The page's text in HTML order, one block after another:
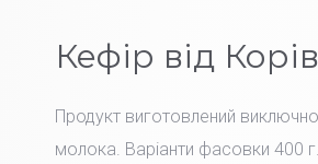
Кефір від
Продукт виготовлений
молока. Варіанти фасовки 400